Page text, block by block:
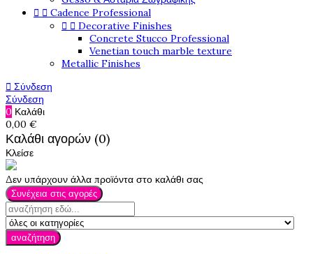
  Cadence Professional
  Decorative Finishes
Concrete Stucco Professional
Venetian touch marble texture
Metallic Finishes
 Σύνδεση
Σύνδεση
0 Καλάθι
0,00 €
Καλάθι αγορών (0)
Κλείσε
Δεν υπάρχουν άλλα προϊόντα στο καλάθι σας
Συνέχεια στις αγορές
αναζήτηση